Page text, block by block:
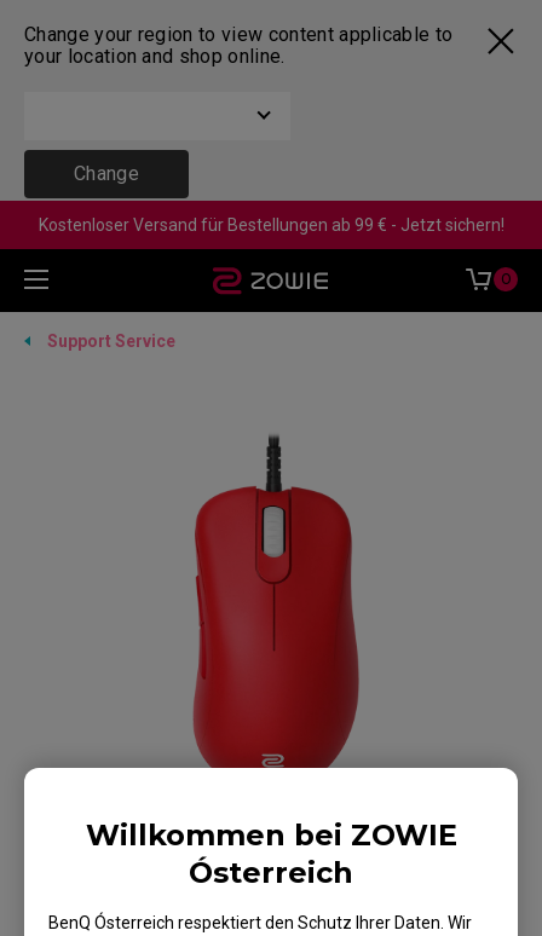
Change your region to view content applicable to
your location and shop online.
Change
Willkommen bei ZOWIE
Ósterreich
BenQ Ósterreich respektiert den Schutz Ihrer Daten. Wir
Kostenloser Versand für Bestellungen ab 99 € - Jetzt sichern!
0
Support Service